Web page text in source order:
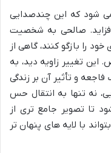
شود که این چندصدایی
صالحی به شخصیت
را بازگو کنند، گاهی از
تغییر زاویه دید، به
و تأثیر آن بر زندگی
نه تنها به انتقال حس
تا تصویر جامع تری از
با لایه های پنهان تر